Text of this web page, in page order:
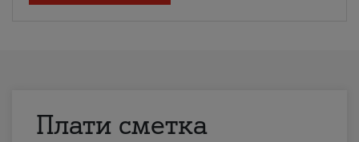
Плати сметка